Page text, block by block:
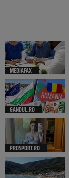
MEDIAFAX
GANDUL.RO
PROSPORT.RO